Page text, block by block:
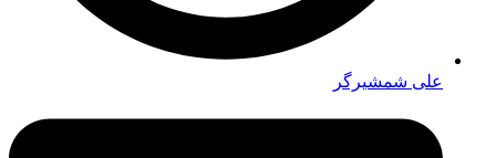
علی شمشیرگر